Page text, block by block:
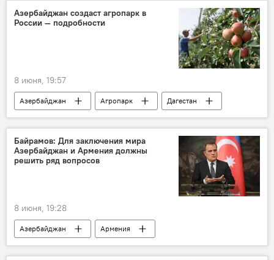
Азербайджан создаст агропарк в
России — подробности
8 июня, 19:57
Азербайджан Агропарк
Дагестан
ПМЭФ
Байрамов: Для заключения мира
Азербайджан и Армения должны
решить ряд вопросов
8 июня, 19:28
Азербайджан
Армения
мирный договор
МИД Азербайджана